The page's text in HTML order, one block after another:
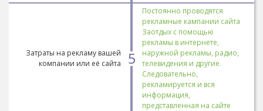
5
Затраты на рекламу вашей
компании или её сайта
Постоянно проводятся
рекламные кампании сайта
Заотдых с помощью
рекламы в интернете,
наружной рекламы, радио,
телевидения и другие.
Следовательно,
рекламируется и вся
информация,
представленная на сайте